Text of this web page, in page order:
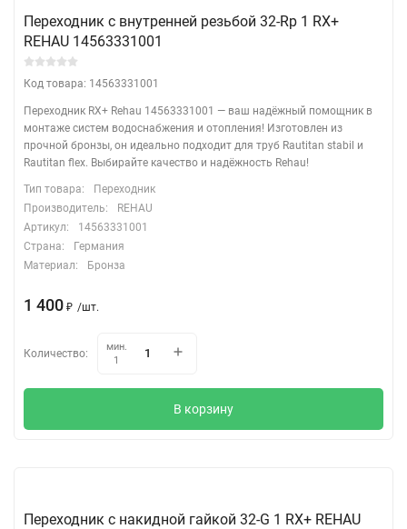
Переходник с внутренней резьбой 32-Rp 1 RX+
REHAU 14563331001
Код товара: 14563331001
Переходник RX+ Rehau 14563331001 — ваш надёжный помощник в
монтаже систем водоснабжения и отопления! Изготовлен из
прочной бронзы, он идеально подходит для труб Rautitan stabil и
Rautitan flex. Выбирайте качество и надёжность Rehau!
Тип товара:
Переходник
Производитель:
REHAU
Артикул:
14563331001
Страна:
Германия
Материал:
Бронза
1 400 ₽ /шт.
Количество:
мин.
1
В корзину
Переходник с накидной гайкой 32-G 1 RX+ REHAU